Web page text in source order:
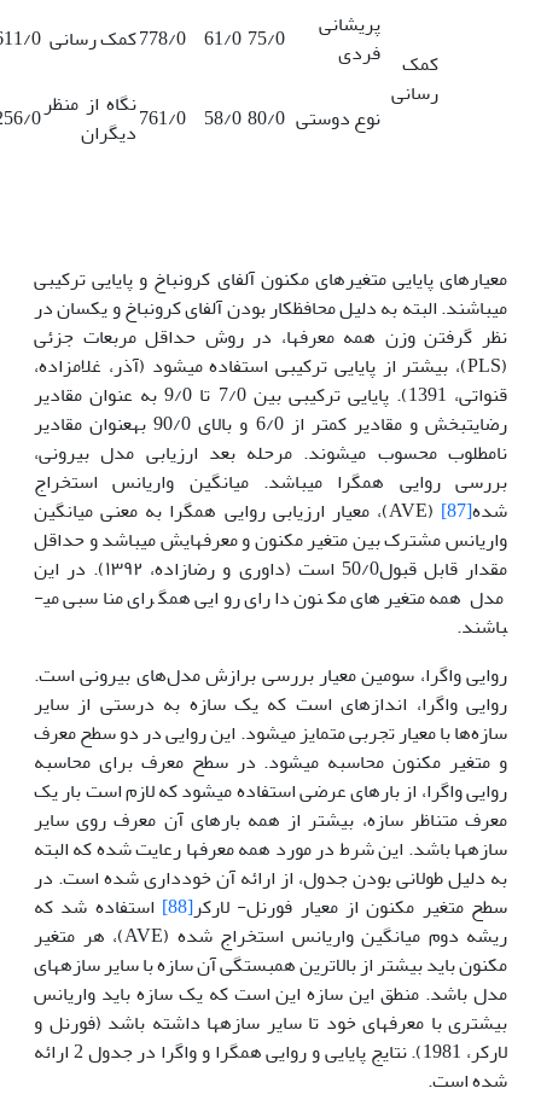
کمک
رسانی
پریشانی
فردی
75/0
61/0
778/0کمک رسانی 0
نوع دوستی 80/0
58/0
761/0نگاه از منظر
دیگران
0
معیارهای پایایی متغیرهای مکنون آلفای کرونباخ و پایایی ترکیبی
می­باشند. البته به دلیل محافظ­کار بودن آلفای کرونباخ و یکسان در
نظر گرفتن وزن همه معرف­ها، در روش حداقل مربعات جزئی
(PLS)، بیشتر از پایایی ترکیبی استفاده می­شود (آذر، غلامزاده،
قنواتی، 1391). پایایی ترکیبی بین 7/0 تا 9/0 به عنوان مقادیر
رضایت­بخش و مقادیر کمتر از 6/0 و بالای 90/0 به­عنوان مقادیر
نامطلوب محسوب می­شوند. مرحله بعد ارزیابی مدل بیرونی،
بررسی روایی همگرا می­باشد. میانگین واریانس استخراج
شده[87]
(AVE)، معیار ارزیابی روایی همگرا به معنی میانگین
واریانس مشترک بین متغیر مکنون و معرف­هایش می­باشد و حداقل
مقدار قابل قبول50/0 است (داوری و رضازاده، ۱۳۹۲). در این
مدل همه متغیرهای مکنون دارای روایی همگرای مناسبی می­
باشند.
روایی واگرا، سومین معیار بررسی برازش مدل‌های بیرونی است.
روایی واگرا، اندازه­ای است که یک سازه به درستی از سایر
سازه‌ها با معیار تجربی متمایز می­شود. این روایی در دو سطح معرف
و متغیر مکنون محاسبه می­شود. در سطح معرف برای محاسبه
روایی واگرا، از بارهای عرضی استفاده می­شود که لازم است بار یک
معرف متناظر سازه، بیشتر از همه بارهای آن معرف روی سایر
سازه­ها باشد. این شرط در مورد همه معرف­ها رعایت شده که البته
به دلیل طولانی بودن جدول، از ارائه آن خودداری شده است. در
سطح متغیر مکنون از معیار فورنل- لارکر[88]
استفاده شد که
ریشه دوم میانگین واریانس استخراج شده (AVE)، هر متغیر
مکنون باید بیشتر از بالاترین همبستگی آن سازه با سایر سازه­های
مدل باشد. منطق این سازه این است که یک سازه باید واریانس
بیشتری با معرف­های خود تا سایر سازه­ها داشته باشد (فورنل و
لارکر، 1981). نتایج پایایی و روایی همگرا و واگرا در جدول 2 ارائه
شده است.